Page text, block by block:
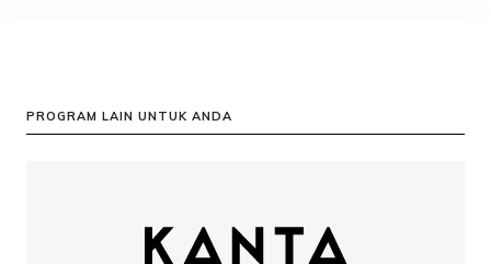
PROGRAM LAIN UNTUK ANDA